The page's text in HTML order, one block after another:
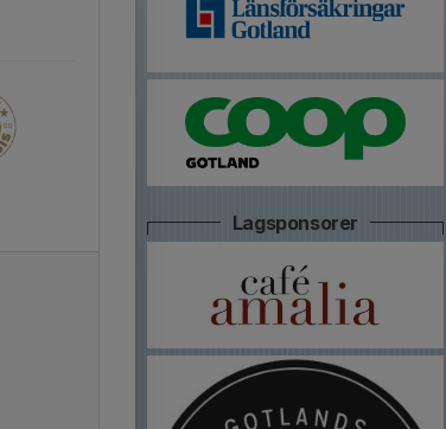
Lagsponsorer